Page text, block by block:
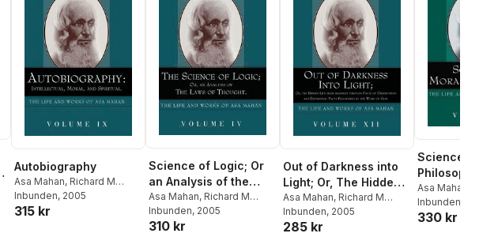
Autobiography
Asa Mahan, Richard M
Friedrich
Inbunden, 2005
315 kr
Science of Logic; Or
an Analysis of the
Laws of Thought.
Asa Mahan, Richard M
Friedrich
Inbunden, 2005
310 kr
Out of Darkness into
Light; Or, The Hidden
Life made Manifest
through facts of
Observation and
Asa Mahan, Richard M
Friedrich
Inbunden, 2005
285 kr
Science of
Philosophy.
Asa Mahan
Friedrich
Inbunden
330 kr